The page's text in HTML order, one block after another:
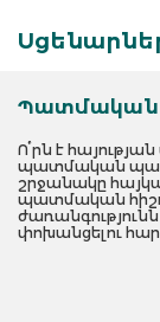
Պատմական
Ո՞րն է
պատմական
շրջանակը
պատմական
փոխանցելու